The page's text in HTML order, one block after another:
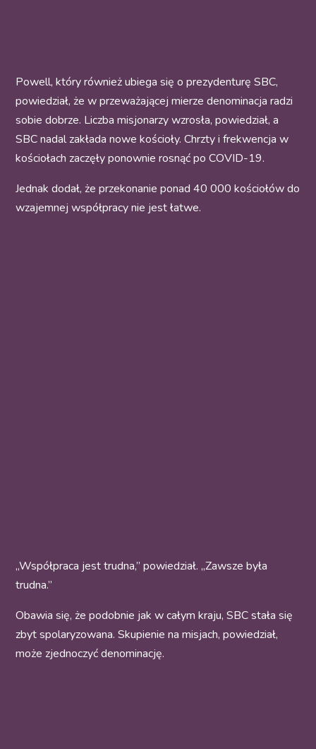
Powell, który również ubiega się o prezydenturę SBC,
powiedział, że w przeważającej mierze denominacja radzi
sobie dobrze. Liczba misjonarzy wzrosła, powiedział, a
SBC nadal zakłada nowe kościoły. Chrzty i frekwencja w
kościołach zaczęły ponownie rosnąć po COVID-19.
Jednak dodał, że przekonanie ponad 40 000 kościołów do
wzajemnej współpracy nie jest łatwe.
„Współpraca jest trudna,” powiedział. „Zawsze była
trudna.”
Obawia się, że podobnie jak w całym kraju, SBC stała się
zbyt spolaryzowana. Skupienie na misjach, powiedział,
może zjednoczyć denominację.